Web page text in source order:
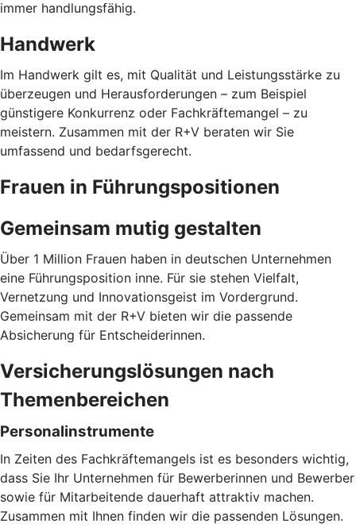
immer handlungsfähig.
Handwerk
Im Handwerk gilt es, mit Qualität und Leistungsstärke zu
überzeugen und Herausforderungen – zum Beispiel
günstigere Konkurrenz oder Fachkräftemangel – zu
meistern. Zusammen mit der R+V beraten wir Sie
umfassend und bedarfsgerecht.
Frauen in Führungspositionen
Gemeinsam mutig gestalten
Über 1 Million Frauen haben in deutschen Unternehmen
eine Führungsposition inne. Für sie stehen Vielfalt,
Vernetzung und Innovationsgeist im Vordergrund.
Gemeinsam mit der R+V bieten wir die passende
Absicherung für Entscheiderinnen.
Versicherungslösungen nach
Themenbereichen
Personalinstrumente
In Zeiten des Fachkräftemangels ist es besonders wichtig,
dass Sie Ihr Unternehmen für Bewerberinnen und Bewerber
sowie für Mitarbeitende dauerhaft attraktiv machen.
Zusammen mit Ihnen finden wir die passenden Lösungen.